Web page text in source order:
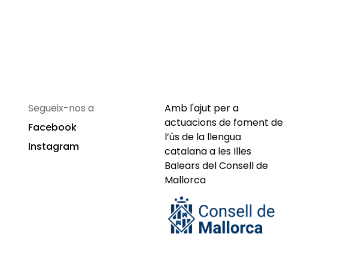
Segueix-nos a
Facebook
Instagram
Amb l'ajut per a
actuacions de foment de
l’ús de la llengua
catalana a les Illes
Balears del Consell de
Mallorca